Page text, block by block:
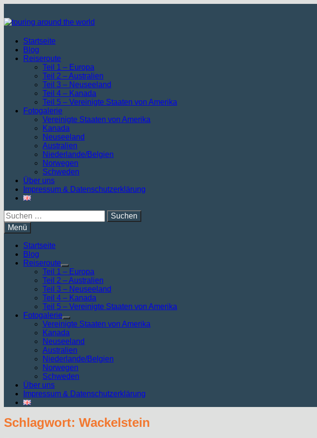
Inhalt
springen
Startseite
Blog
Reiseroute
Teil 1 – Europa
Teil 2 – Australien
Teil 3 – Neuseeland
Teil 4 – Kanada
Teil 5 – Vereinigte Staaten von Amerika
Fotogalerie
Vereinigte Staaten von Amerika
Kanada
Neuseeland
Australien
Niederlande/Belgien
Norwegen
Schweden
Über uns
Impressum & Datenschutzerklärung
Suchen
nach:
Menü
Startseite
Blog
Reiseroute
Untermenü
anzeigen
Teil 1 – Europa
Teil 2 – Australien
Teil 3 – Neuseeland
Teil 4 – Kanada
Teil 5 – Vereinigte Staaten von Amerika
Fotogalerie
Untermenü
anzeigen
Vereinigte Staaten von Amerika
Kanada
Neuseeland
Australien
Niederlande/Belgien
Norwegen
Schweden
Über uns
Impressum & Datenschutzerklärung
Schlagwort: Wackelstein